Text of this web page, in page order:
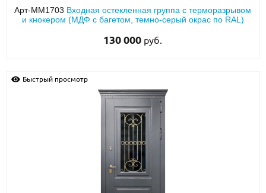
Арт-ММ1703 Входная остекленная группа с терморазрывом
и кнокером (МДФ с багетом, темно-серый окрас по RAL)
130 000 руб.
Быстрый просмотр